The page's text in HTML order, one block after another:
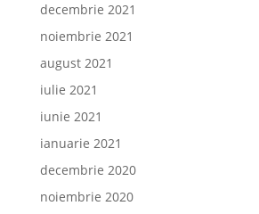
decembrie 2021
noiembrie 2021
august 2021
iulie 2021
iunie 2021
ianuarie 2021
decembrie 2020
noiembrie 2020